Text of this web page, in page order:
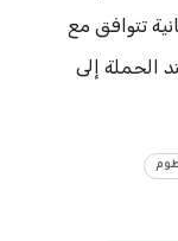
تتوافق مع
الحملة إلى